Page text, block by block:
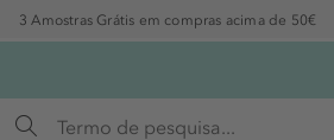
3 Amostras Grátis em compras acima de 50€